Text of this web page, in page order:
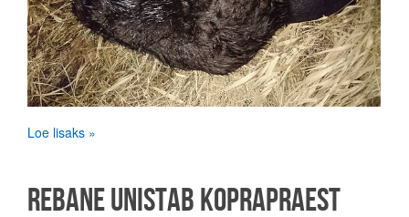
Loe lisaks »
REBANE UNISTAB KOPRAPRAEST